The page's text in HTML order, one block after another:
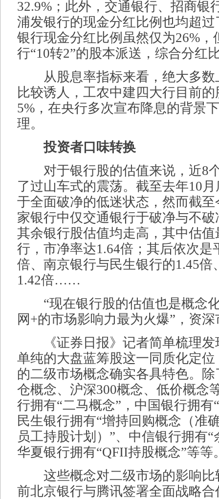
32.9%；此外，交通银行、招商银
浦发银行的现金分红比例也均超过
银行现金分红比例虽然仅为26%，
行“10转2”的股本派送，综合分红
从股息率指标来看，绝大多数
比较诱人，工农中建四大行目前
5%，在央行多次宣布降息的背景
理。
投资者口味转换
对于银行股的估值来说，近8
了过山车式的震荡。截至去年10
于全面破净的低迷状态，然而截至
家银行中仅交通银行于破净与不
其余银行股估值均走高，其中估
行，市净率达1.64倍；其后依次是
倍、南京银行与民生银行的1.45倍
1.42倍……
“现在银行股的估值也是概念
网+的市场影响力最为火爆”，资
《证券日报》记者简单梳理发
单纯的大盘蓝筹股这一同质化定
的二级市场概念确实各具特色。
仓概念、沪深300概念、低价概念
行拥有“二马概念”，中国银行拥有
民生银行拥有“增持回购概念（准
员工持股计划）”、中信银行拥有“
华夏银行拥有“QFII持股概念”等等
这些概念对二级市场的影响比
前北京银行与腾讯签署全面战略